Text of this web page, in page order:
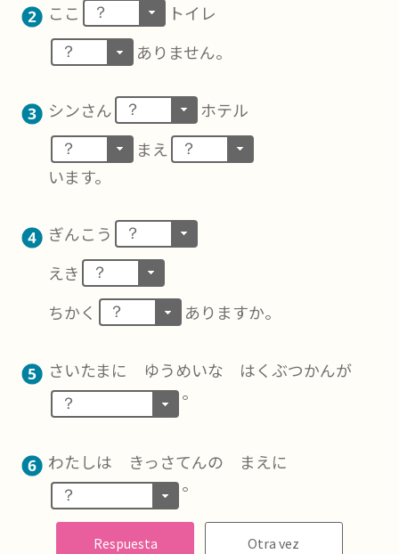
ここ ？ トイレ
？ ありません。
シンさん ？ ホテル
？ まえ ？
います。
ぎんこう ？
えき ？
ちかく ？ ありますか。
さいたまに ゆうめいな はくぶつかんが
？
。
わたしは きっさてんの まえに
？
。
Respuesta Otra vez